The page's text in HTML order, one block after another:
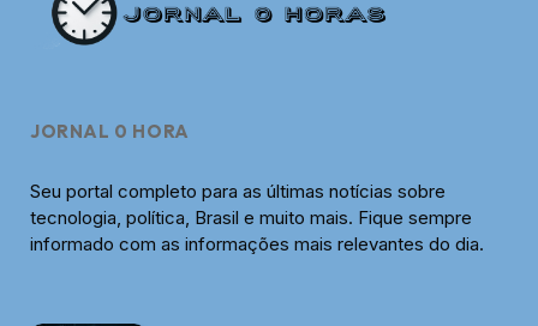
JORNAL 0 HORA
Seu portal completo para as últimas notícias sobre
tecnologia, política, Brasil e muito mais. Fique sempre
informado com as informações mais relevantes do dia.